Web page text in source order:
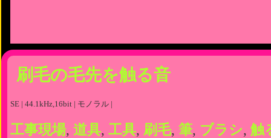
刷毛の毛先を触る音
SE | 44.1kHz,16bit | モノラル |
工事現場, 道具, 工具, 刷毛, 筆, ブラシ, 触